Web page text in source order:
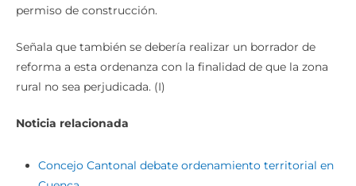
permiso de construcción.
Señala que también se debería realizar un borrador de
reforma a esta ordenanza con la finalidad de que la zona
rural no sea perjudicada. (I)
Noticia relacionada
Concejo Cantonal debate ordenamiento territorial en